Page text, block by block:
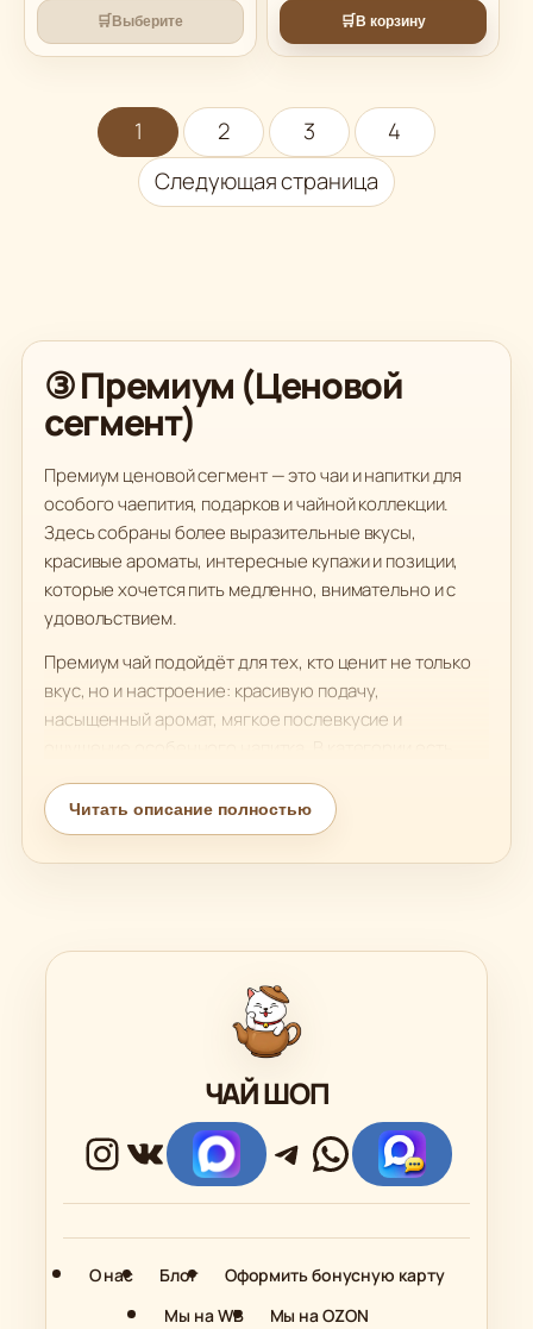
🛒Выберите 🛒В корзину
1 2 3
4
Следующая страница
③ Премиум (Ценовой
сегмент)
Премиум ценовой сегмент — это чаи и напитки для
особого чаепития, подарков и чайной коллекции.
Здесь собраны более выразительные вкусы,
красивые ароматы, интересные купажи и позиции,
которые хочется пить медленно, внимательно и с
удовольствием.
Премиум чай подойдёт для тех, кто ценит не только
вкус, но и настроение: красивую подачу,
насыщенный аромат, мягкое послевкусие и
напитки без чайного листа и варианты, которые
хорошо смотрятся в подарочных наборах.
подходят для праздников, особых вечеров, красивых
подарков и тех случаев, когда хочется более
высокого уровня вкуса.
Читать описание полностью
ЧАЙ ШОП
Instagram
ВКонтакте
Ссылка
Telegram
WhatsApp
О нас Блог
Оформить бонусную карту
Мы на WB
Мы на OZON